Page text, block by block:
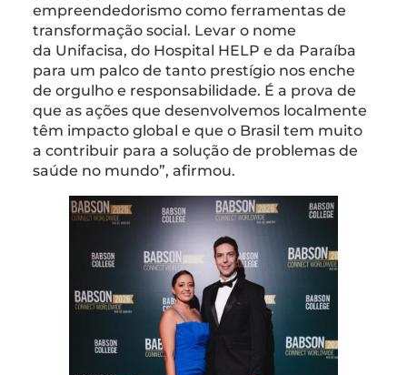
empreendedorismo como ferramentas de
transformação social. Levar o nome
da Unifacisa, do Hospital HELP e da Paraíba
para um palco de tanto prestígio nos enche
de orgulho e responsabilidade. É a prova de
que as ações que desenvolvemos localmente
têm impacto global e que o Brasil tem muito
a contribuir para a solução de problemas de
saúde no mundo”, afirmou.